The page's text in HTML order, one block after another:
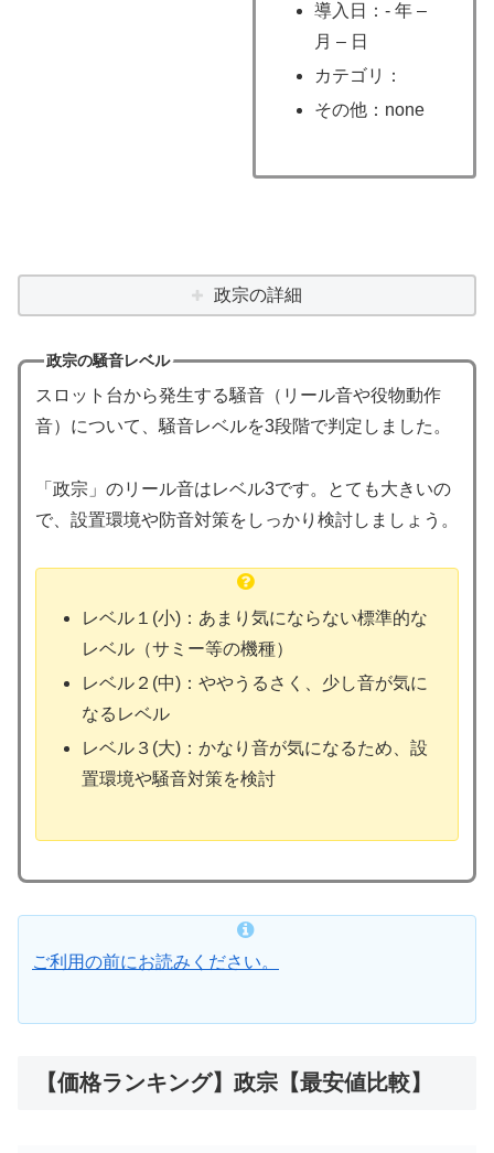
導入日：- 年 –
月 – 日
カテゴリ：
その他：none
政宗の詳細
政宗の騒音レベル
スロット台から発生する騒音（リール音や役物動作
音）について、騒音レベルを3段階で判定しました。
「政宗」のリール音はレベル3です。とても大きいの
で、設置環境や防音対策をしっかり検討しましょう。
レベル１(小)：あまり気にならない標準的な
レベル（サミー等の機種）
レベル２(中)：ややうるさく、少し音が気に
なるレベル
レベル３(大)：かなり音が気になるため、設
置環境や騒音対策を検討
ご利用の前にお読みください。
【価格ランキング】政宗【最安値比較】